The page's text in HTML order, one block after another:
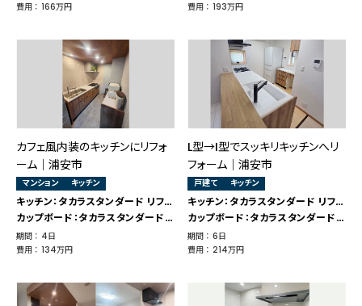
費用 ： 166万円
費用 ： 193万円
カフェ風内装のキッチンにリフォ
ーム｜浦安市
マンション キッチン
キッチン：タカラスタンダード リフィット
カップボード：タカラスタンダード リフィット
期間 ： 4日
費用 ： 134万円
L型→I型でスッキリキッチンへリ
フォーム｜浦安市
戸建て キッチン
キッチン：タカラスタンダード リフィット
カップボード：タカラスタンダード リフィット
期間 ： 6日
費用 ： 214万円